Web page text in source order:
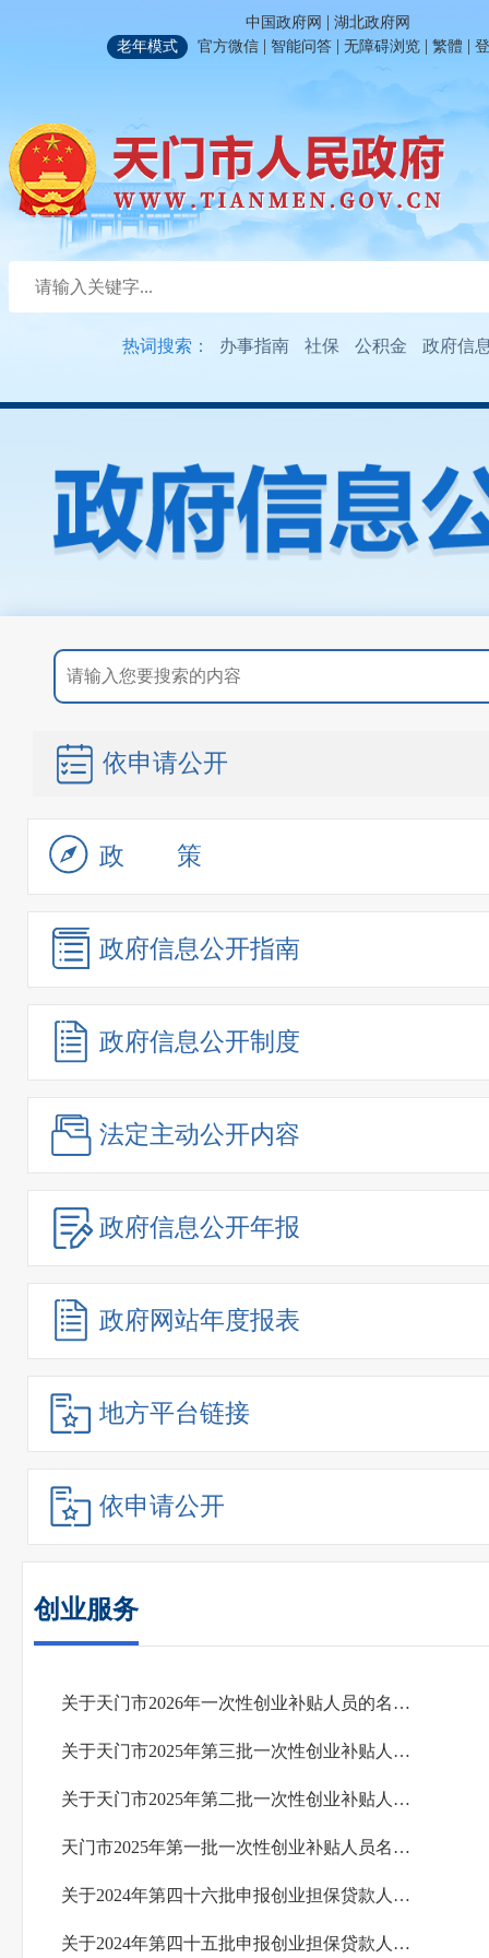
中国政府网 | 湖北政府网
老年模式
官方微信 | 智能问答 | 无障碍浏览 | 繁體 |
热词搜索： 办事指南 社保 公积金 政府信
依申请公开
政策
政府信息公开指南
政府信息公开制度
法定主动公开内容
政府信息公开年报
政府网站年度报表
地方平台链接
依申请公开
创业服务
关于天门市2026年一次性创业补贴人员的名单公示（第二批）
关于天门市2025年第三批一次性创业补贴人员名单的公示
关于天门市2025年第二批一次性创业补贴人员名单的公示
天门市2025年第一批一次性创业补贴人员名单的公示
关于2024年第四十六批申报创业担保贷款人员情况的公示
关于2024年第四十五批申报创业担保贷款人员情况的公示